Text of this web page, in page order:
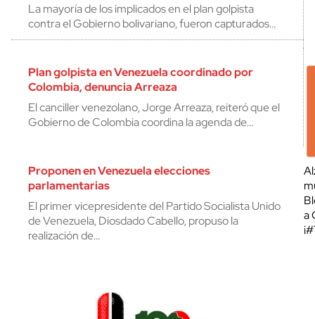
La mayoría de los implicados en el plan golpista
contra el Gobierno bolivariano, fueron capturados…
Plan golpista en Venezuela coordinado por
Colombia, denuncia Arreaza
El canciller venezolano, Jorge Arreaza, reiteró que el
Gobierno de Colombia coordina la agenda de…
Proponen en Venezuela elecciones
parlamentarias
El primer vicepresidente del Partido Socialista Unido
de Venezuela, Diosdado Cabello, propuso la
realización de…
a